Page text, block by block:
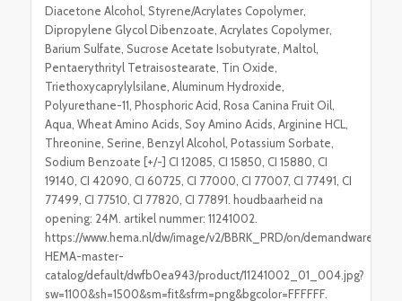
Diacetone Alcohol, Styrene/Acrylates Copolymer,
Dipropylene Glycol Dibenzoate, Acrylates Copolymer,
Barium Sulfate, Sucrose Acetate Isobutyrate, Maltol,
Pentaerythrityl Tetraisostearate, Tin Oxide,
Triethoxycaprylylsilane, Aluminum Hydroxide,
Polyurethane-11, Phosphoric Acid, Rosa Canina Fruit Oil,
Aqua, Wheat Amino Acids, Soy Amino Acids, Arginine HCL,
Threonine, Serine, Benzyl Alcohol, Potassium Sorbate,
Sodium Benzoate [+/-] CI 12085, CI 15850, CI 15880, CI
19140, CI 42090, CI 60725, CI 77000, CI 77007, CI 77491, CI
77499, CI 77510, CI 77820, CI 77891. houdbaarheid na
opening: 24M. artikel nummer: 11241002.
https://www.hema.nl/dw/image/v2/BBRK_PRD/on/
HEMA-master-
catalog/default/dwfb0ea943/product/11241002_01_004.jpg?
sw=1100&sh=1500&sm=fit&sfrm=png&bgcolor=FFFFFF.